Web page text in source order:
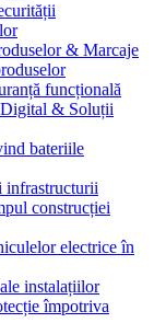
& Marcaje
funcțională
& Soluții
bateriile
infrastructurii
construcției
electrice în
instalațiilor
împotriva